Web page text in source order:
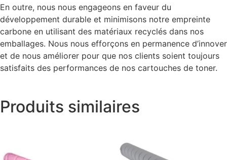
En outre, nous nous engageons en faveur du
développement durable et minimisons notre empreinte
carbone en utilisant des matériaux recyclés dans nos
emballages. Nous nous efforçons en permanence d’innover
et de nous améliorer pour que nos clients soient toujours
satisfaits des performances de nos cartouches de toner.
Produits similaires